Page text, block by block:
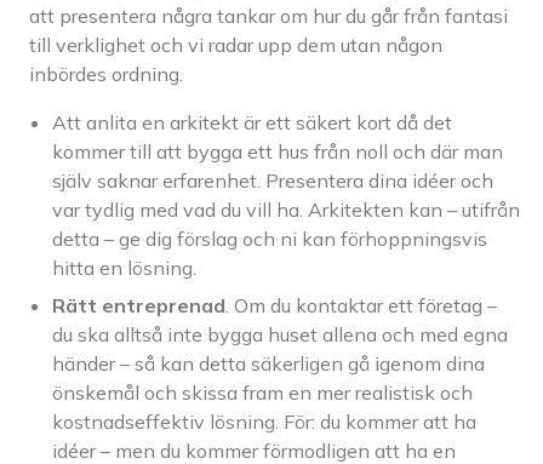
att presentera några tankar om hur du går från fantasi
till verklighet och vi radar upp dem utan någon
inbördes ordning.
Att anlita en arkitekt är ett säkert kort då det
kommer till att bygga ett hus från noll och där man
själv saknar erfarenhet. Presentera dina idéer och
var tydlig med vad du vill ha. Arkitekten kan – utifrån
detta – ge dig förslag och ni kan förhoppningsvis
hitta en lösning.
Rätt entreprenad. Om du kontaktar ett företag –
du ska alltså inte bygga huset allena och med egna
händer – så kan detta säkerligen gå igenom dina
önskemål och skissa fram en mer realistisk och
kostnadseffektiv lösning. För: du kommer att ha
idéer – men du kommer förmodligen att ha en